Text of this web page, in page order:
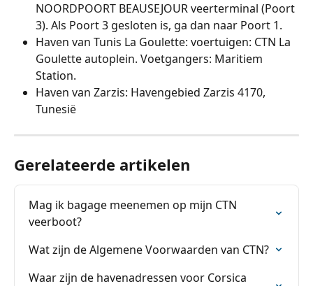
NOORDPOORT BEAUSEJOUR veerterminal (Poort
3). Als Poort 3 gesloten is, ga dan naar Poort 1.
Haven van Tunis La Goulette: voertuigen: CTN La
Goulette autoplein. Voetgangers: Maritiem
Station.
Haven van Zarzis: Havengebied Zarzis 4170,
Tunesië
Gerelateerde artikelen
Mag ik bagage meenemen op mijn CTN
veerboot?
Wat zijn de Algemene Voorwaarden van CTN?
Waar zijn de havenadressen voor Corsica